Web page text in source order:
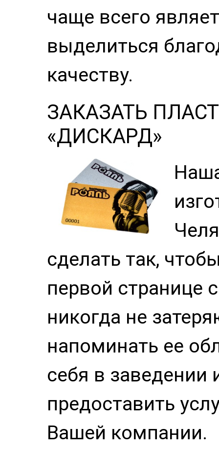
чаще всего
выделиться
качеству.
ЗАКАЗАТЬ
«ДИСКАРД»
сделать так,
первой странице
никогда не
напоминать ее
себя в
предоставить
Вашей компании.